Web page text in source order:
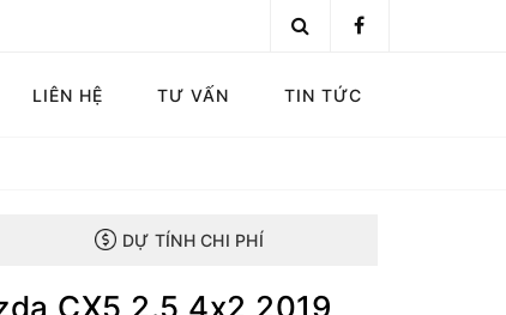
LIÊN HỆ TƯ VẤN TIN TỨC
DỰ TÍNH CHI PHÍ
CX5 2.5 4x2 2019